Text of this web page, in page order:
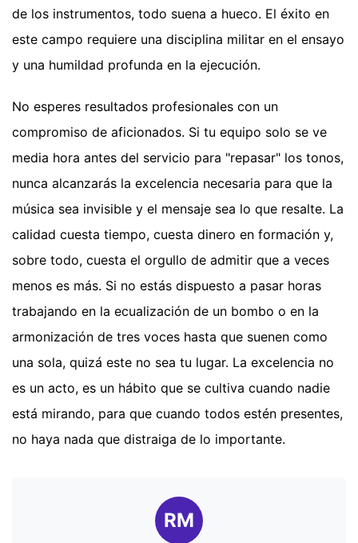
de los instrumentos, todo suena a hueco. El éxito en
este campo requiere una disciplina militar en el ensayo
y una humildad profunda en la ejecución.
No esperes resultados profesionales con un
compromiso de aficionados. Si tu equipo solo se ve
media hora antes del servicio para "repasar" los tonos,
nunca alcanzarás la excelencia necesaria para que la
música sea invisible y el mensaje sea lo que resalte. La
calidad cuesta tiempo, cuesta dinero en formación y,
sobre todo, cuesta el orgullo de admitir que a veces
menos es más. Si no estás dispuesto a pasar horas
trabajando en la ecualización de un bombo o en la
armonización de tres voces hasta que suenen como
una sola, quizá este no sea tu lugar. La excelencia no
es un acto, es un hábito que se cultiva cuando nadie
está mirando, para que cuando todos estén presentes,
no haya nada que distraiga de lo importante.
RM